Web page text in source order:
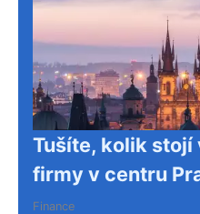
Tušíte, kolik
firmy v centru
Finance